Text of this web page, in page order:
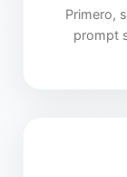
Primero,
prompt